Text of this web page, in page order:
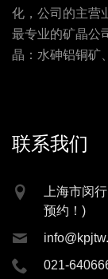
化，公司的主营
最专业的矿晶公
晶：水砷铝铜矿
联系我们
上海市闵
预约！)
021-